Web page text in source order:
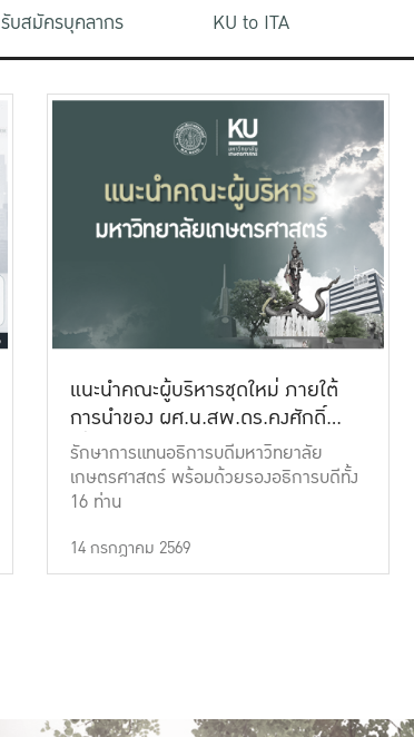
รับสมัครบุคลากร KU to ITA
แนะนำคณะผู้บริหารชุดใหม่ ภายใต้
การนำของ ผศ.น.สพ.ดร.คงศักดิ์
เที่ยงธรรม
รักษาการแทนอธิการบดีมหาวิทยาลัย
เกษตรศาสตร์ พร้อมด้วยรองอธิการบดีทั้ง
16 ท่าน
14 กรกฎาคม 2569